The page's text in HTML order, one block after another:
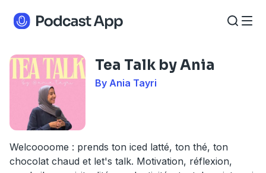
Tea Talk by Ania
By Ania Tayri
Welcoooome : prends ton iced latté, ton thé, ton
chocolat chaud et let's talk. Motivation, réflexion,